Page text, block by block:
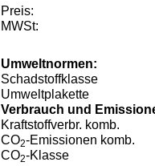
Preis:
MWSt:
Umweltnormen:
Schadstoffklasse
Umweltplakette
Verbrauch und
Kraftstoffverbr. komb.
CO2-Emissionen komb.
CO2-Klasse